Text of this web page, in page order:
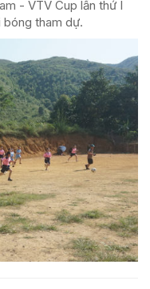
- VTV Cup lần thứ I
bóng tham dự.